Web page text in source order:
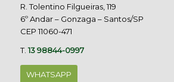
R. Tolentino Filgueiras, 119
6º Andar – Gonzaga – Santos/SP
CEP 11060-471
T.13 98844-0997
WHATSAPP